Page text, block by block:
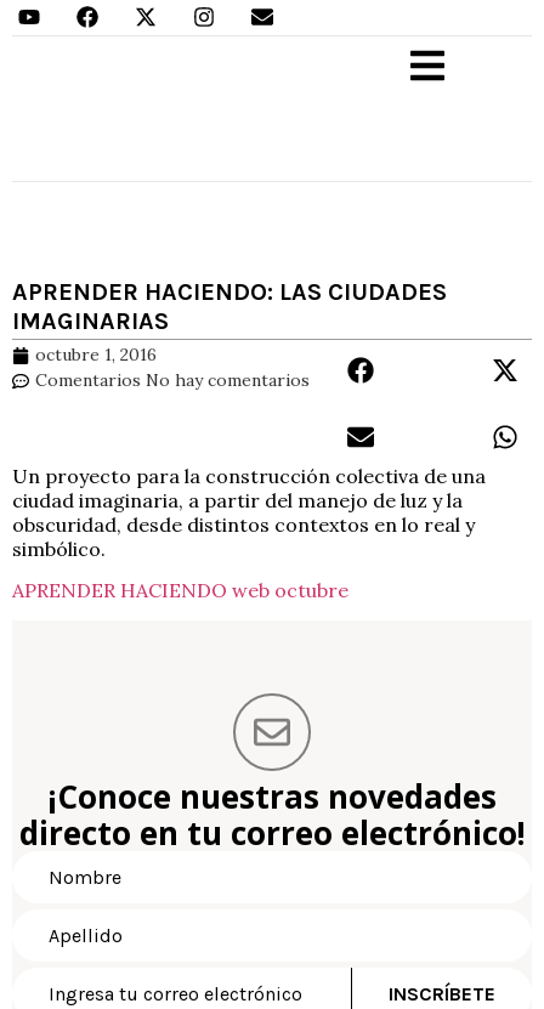
APRENDER HACIENDO: LAS CIUDADES
IMAGINARIAS
octubre 1, 2016
Comentarios No hay comentarios
Un proyecto para la construcción colectiva de una
ciudad imaginaria, a partir del manejo de luz y la
obscuridad, desde distintos contextos en lo real y
simbólico.
APRENDER HACIENDO web octubre
¡Conoce nuestras novedades
directo en tu correo electrónico!